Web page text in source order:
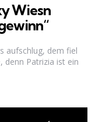
Wiesn
aufschlug, dem fiel
denn Patrizia ist ein